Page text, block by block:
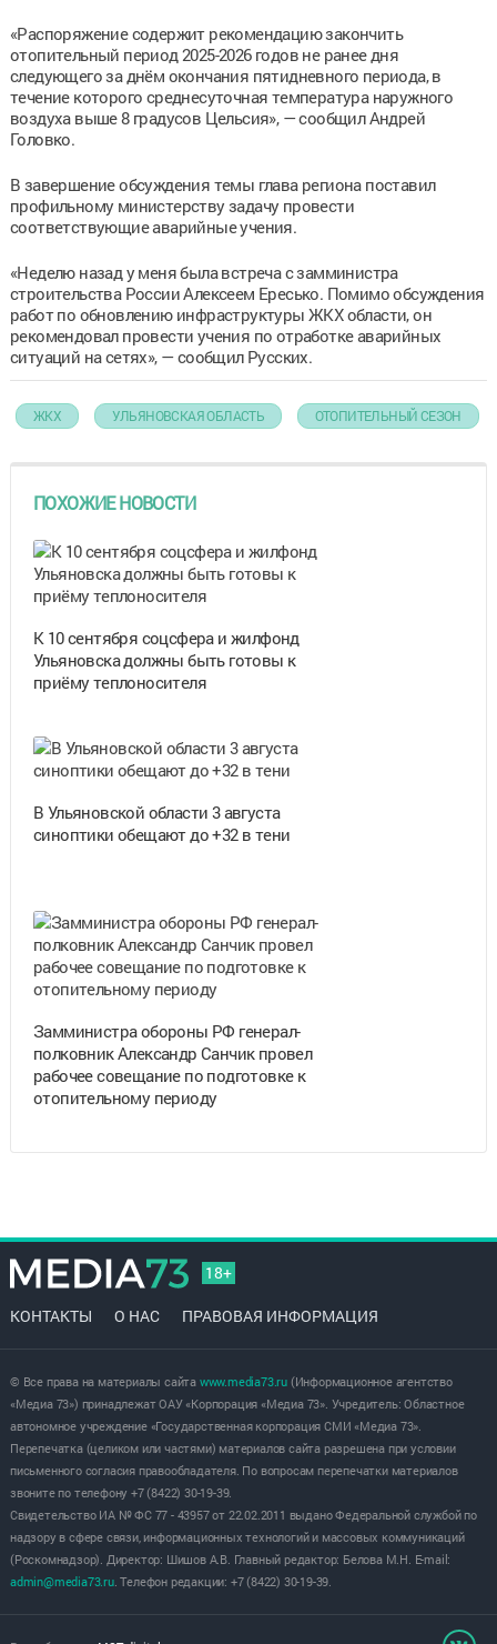
«Распоряжение содержит рекомендацию закончить
отопительный период 2025-2026 годов не ранее дня
следующего за днём окончания пятидневного периода, в
течение которого среднесуточная температура наружного
воздуха выше 8 градусов Цельсия», — сообщил Андрей
Головко.
В завершение обсуждения темы глава региона поставил
профильному министерству задачу провести
соответствующие аварийные учения.
«Неделю назад у меня была встреча с замминистра
строительства России Алексеем Ересько. Помимо обсуждения
работ по обновлению инфраструктуры ЖКХ области, он
рекомендовал провести учения по отработке аварийных
ситуаций на сетях», — сообщил Русских.
ЖКХ УЛЬЯНОВСКАЯ ОБЛАСТЬ ОТОПИТЕЛЬНЫЙ СЕЗОН
ПОХОЖИЕ НОВОСТИ
К 10 сентября соцсфера и жилфонд
Ульяновска должны быть готовы к
приёму теплоносителя
В Ульяновской области 3 августа
синоптики обещают до +32 в тени
Замминистра обороны РФ генерал-
полковник Александр Санчик провел
рабочее совещание по подготовке к
отопительному периоду
18+
КОНТАКТЫ О НАС ПРАВОВАЯ ИНФОРМАЦИЯ
© Все права на материалы сайта www.media73.ru(Информационное агентство
«Медиа 73») принадлежат ОАУ «Корпорация «Медиа 73». Учредитель: Областное
автономное учреждение «Государственная корпорация СМИ «Медиа 73».
Перепечатка (целиком или частями) материалов сайта разрешена при условии
письменного согласия правообладателя. По вопросам перепечатки материалов
звоните по телефону +7 (8422) 30-19-39.
Свидетельство ИА № ФС 77 - 43957 от 22.02.2011 выдано Федеральной службой по
надзору в сфере связи, информационных технологий и массовых коммуникаций
(Роскомнадзор). Директор: Шишов А.В. Главный редактор: Белова М.Н. E-mail:
admin@media73.ru. Телефон редакции: +7 (8422) 30-19-39.